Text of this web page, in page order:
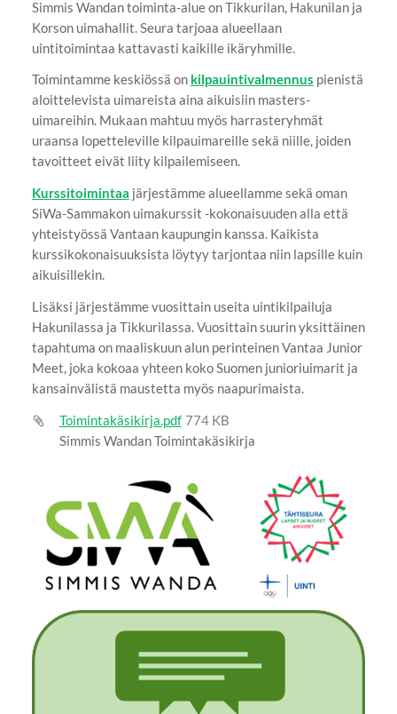
Simmis Wandan toiminta-alue on Tikkurilan, Hakunilan ja
Korson uimahallit. Seura tarjoaa alueellaan
uintitoimintaa kattavasti kaikille ikäryhmille.
Toimintamme keskiössä on kilpauintivalmennus pienistä
aloittelevista uimareista aina aikuisiin masters-
uimareihin. Mukaan mahtuu myös harrasteryhmät
uraansa lopetteleville kilpauimareille sekä niille, joiden
tavoitteet eivät liity kilpailemiseen.
Kurssitoimintaa järjestämme alueellamme sekä oman
SiWa-Sammakon uimakurssit -kokonaisuuden alla että
yhteistyössä Vantaan kaupungin kanssa. Kaikista
kurssikokonaisuuksista löytyy tarjontaa niin lapsille kuin
aikuisillekin.
Lisäksi järjestämme vuosittain useita uintikilpailuja
Hakunilassa ja Tikkurilassa. Vuosittain suurin yksittäinen
tapahtuma on maaliskuun alun perinteinen Vantaa Junior
Meet, joka kokoaa yhteen koko Suomen junioriuimarit ja
kansainvälistä maustetta myös naapurimaista.
Toimintakäsikirja.pdf 774 KB
Simmis Wandan Toimintakäsikirja